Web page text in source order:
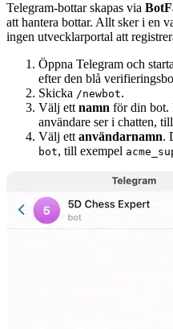
Telegram-bottar skapas via
att hantera bottar. Allt sker i en
ingen utvecklarportal att
Öppna Telegram och
efter den blå
Skicka /newbot.
Välj ett namn för din bot.
användare ser i chatten,
Välj ett användarnamn.
bot, till exempel